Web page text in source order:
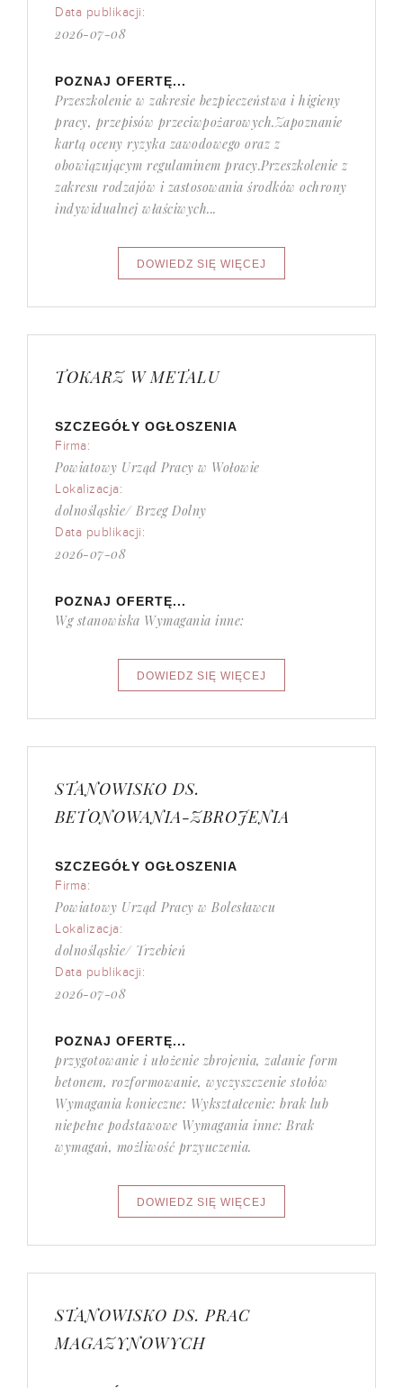
Data publikacji:
2026-07-08
POZNAJ OFERTĘ...
Przeszkolenie w zakresie bezpieczeństwa i higieny
pracy, przepisów przeciwpożarowych.Zapoznanie
kartą oceny ryzyka zawodowego oraz z
obowiązującym regulaminem pracy.Przeszkolenie z
zakresu rodzajów i zastosowania środków ochrony
indywidualnej właściwych...
TOKARZ W METALU
SZCZEGÓŁY OGŁOSZENIA
Firma:
Powiatowy Urząd Pracy w Wołowie
Lokalizacja:
dolnośląskie/ Brzeg Dolny
Data publikacji:
2026-07-08
POZNAJ OFERTĘ...
Wg stanowiska Wymagania inne:
STANOWISKO DS.
BETONOWANIA-ZBROJENIA
SZCZEGÓŁY OGŁOSZENIA
Firma:
Powiatowy Urząd Pracy w Bolesławcu
Lokalizacja:
dolnośląskie/ Trzebień
Data publikacji:
2026-07-08
POZNAJ OFERTĘ...
przygotowanie i ułożenie zbrojenia, zalanie form
betonem, rozformowanie, wyczyszczenie stołów
Wymagania konieczne: Wykształcenie: brak lub
niepełne podstawowe Wymagania inne: Brak
wymagań, możliwość przyuczenia.
STANOWISKO DS. PRAC
MAGAZYNOWYCH